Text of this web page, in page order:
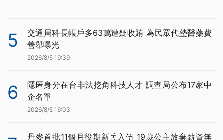
5
交通局科長帳戶多63萬遭疑收賄 為民眾代墊醫藥費
善舉曝光
2026/8/5 19:39
6
隱匿身分在台非法挖角科技人才 調查局公布17家中
企名單
2026/8/5 16:03
丹麥首批11個月役期新兵入伍 19歲公主放棄薪資無